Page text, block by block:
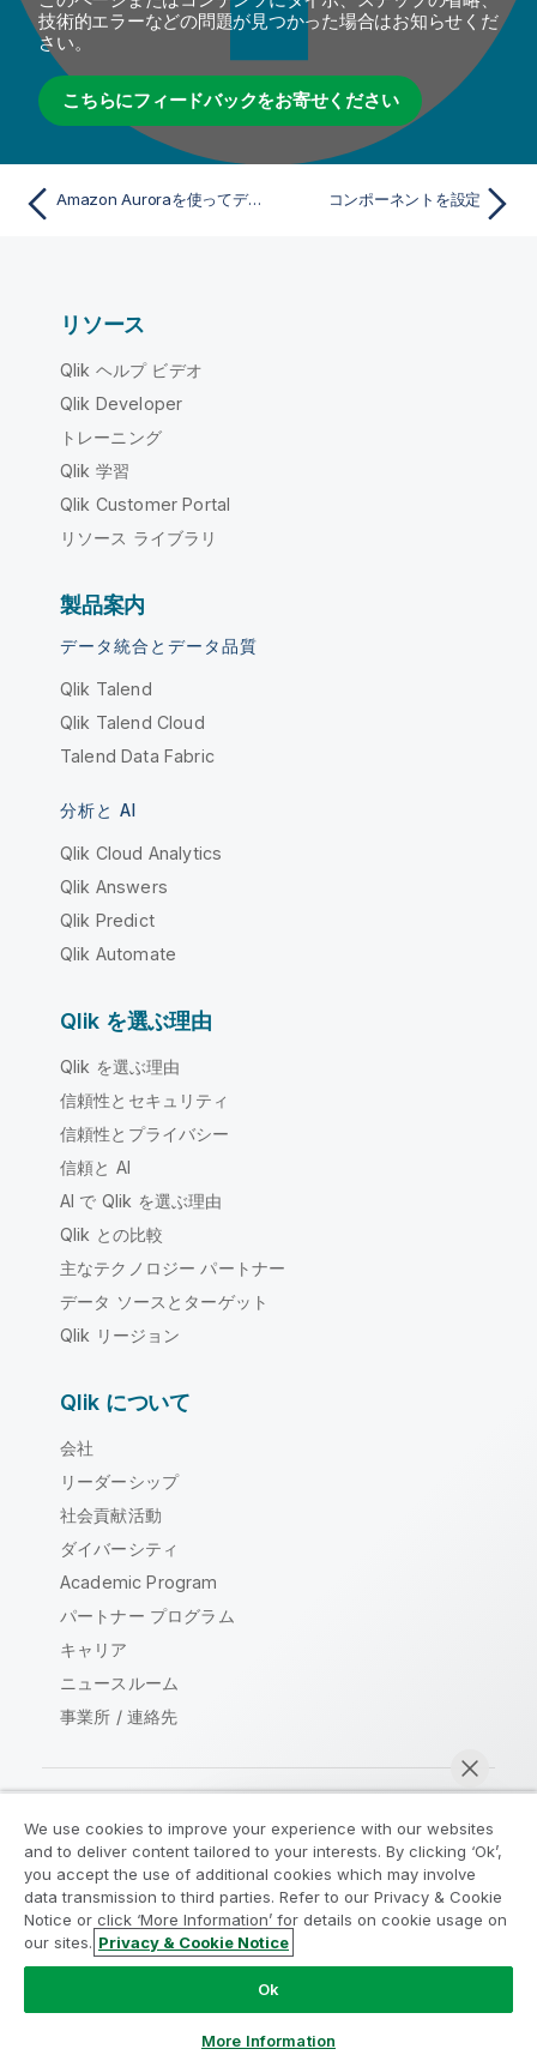
技術的エラーなどの問題が見つかった場合はお知らせくだ
さい。
こちらにフィードバックをお寄せください
Amazon Auroraを使ってデータを処理 コンポーネントを設定
リソース
Qlik ヘルプ ビデオ
Qlik Developer
トレーニング
Qlik 学習
Qlik Customer Portal
リソース ライブラリ
製品案内
データ統合とデータ品質
Qlik Talend
Qlik Talend Cloud
Talend Data Fabric
分析と AI
Qlik Cloud Analytics
Qlik Answers
Qlik Predict
Qlik Automate
Qlik を選ぶ理由
Qlik を選ぶ理由
信頼性とセキュリティ
信頼性とプライバシー
信頼と AI
AI で Qlik を選ぶ理由
Qlik との比較
主なテクノロジー パートナー
データ ソースとターゲット
Qlik リージョン
Qlik について
会社
リーダーシップ
社会貢献活動
ダイバーシティ
Academic Program
パートナー プログラム
キャリア
ニュースルーム
事業所 / 連絡先
Qlik コミュニティ
法的契約 製品規約
Legal Policies
リーガルポリシー
利用規約
Do Not Share My Info
Copyright © 1993-2026 QlikTech International AB.無断複写・
We use cookies to improve your experience with our websites
and to deliver content tailored to your interests. By clicking ‘Ok’,
you accept the use of additional cookies which may involve
data transmission to third parties. Refer to our Privacy & Cookie
Notice or click ‘More Information’ for details on cookie usage on
our sites. Privacy & Cookie Notice
Ok
More Information